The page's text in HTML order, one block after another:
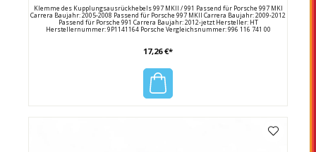
Klemme des Kupplungsausrückhebels 997 MKII / 991 Passend für Porsche 997 MKI
Carrera Baujahr: 2005-2008 Passend für Porsche 997 MKII Carrera Baujahr: 2009-2012
Passend für Porsche 991 Carrera Baujahr: 2012-jetzt Hersteller: HT
Herstellernummer: 9P1141164 Porsche Vergleichsnummer: 996 116 741 00
17,26 €*